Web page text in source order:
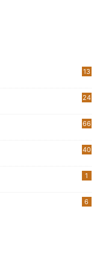
13
24
66
40
1
6